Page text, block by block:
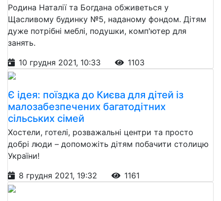
Родина Наталії та Богдана обживеться у
Щасливому будинку №5, наданому фондом. Дітям
дуже потрібні меблі, подушки, комп'ютер для
занять.
10 грудня 2021, 10:33
1103
Є ідея: поїздка до Києва для дітей із
малозабезпечених багатодітних
сільських сімей
Хостели, готелі, розважальні центри та просто
добрі люди – допоможіть дітям побачити столицю
України!
8 грудня 2021, 19:32
1161